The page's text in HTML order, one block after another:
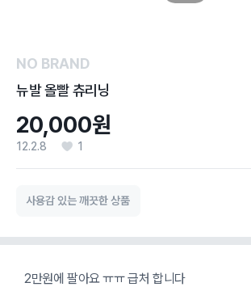
NO BRAND
뉴발 올빨 츄리닝
20,000원
12.2.8 1
사용감 있는 깨끗한 상품
2만원에 팔아요 ㅠㅠ 급처 합니다